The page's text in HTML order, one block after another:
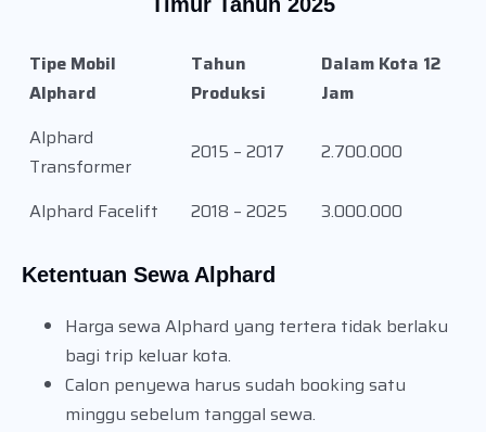
Tipe Mobil
Alphard
Tahun
Produksi
Dalam Kota 12
Jam
Alphard
Transformer
2015 – 2017 2.700.000
Alphard Facelift 2018 – 2025 3.000.000
Ketentuan Sewa Alphard
Harga sewa Alphard yang tertera tidak berlaku
bagi trip keluar kota.
Calon penyewa harus sudah booking satu
minggu sebelum tanggal sewa.